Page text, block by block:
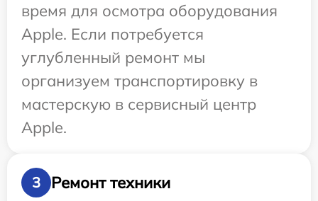
время для осмотра оборудования
Apple. Если потребуется
углубленный ремонт мы
организуем транспортировку в
мастерскую в сервисный центр
Apple.
3 Ремонт техники